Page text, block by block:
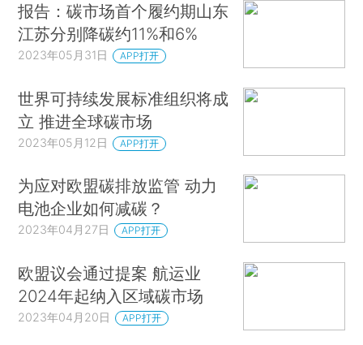
报告：碳市场首个履约期山东
江苏分别降碳约11%和6%
2023年05月31日 APP打开
世界可持续发展标准组织将成
立 推进全球碳市场
2023年05月12日 APP打开
为应对欧盟碳排放监管 动力
电池企业如何减碳？
2023年04月27日 APP打开
欧盟议会通过提案 航运业
2024年起纳入区域碳市场
2023年04月20日 APP打开